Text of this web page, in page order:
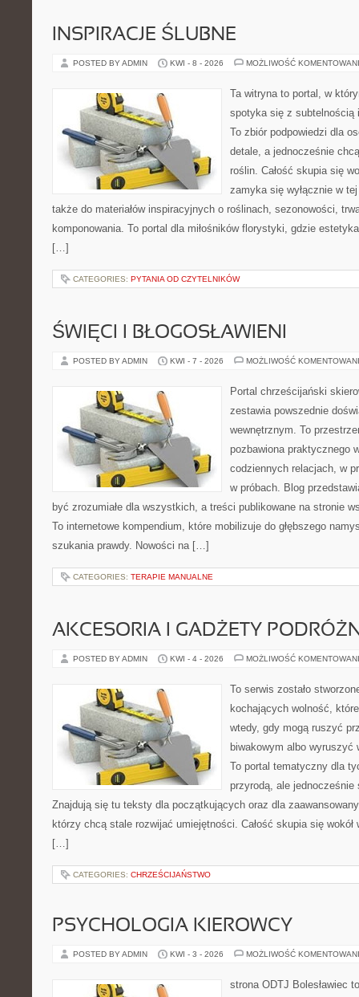
INSPIRACJE ŚLUBNE
POSTED BY ADMIN KWI - 8 - 2026 MOŻLIWOŚĆ
Ta witryna to portal, w
spotyka się z subtelnością
To zbiór podpowiedzi dla
detale, a jednocześnie
roślin. Całość skupia się
zamyka się wyłącznie w
także do materiałów inspiracyjnych o roślinach, sezonowości,
komponowania. To portal dla miłośników florystyki, gdzie
[…]
CATEGORIES: PYTANIA OD CZYTELNIKÓW
ŚWIĘCI I BŁOGOSŁAWIENI
POSTED BY ADMIN KWI - 7 - 2026 MOŻLIWOŚĆ
Portal chrześcijański
zestawia powszednie
wewnętrznym. To
pozbawiona praktycznego
codziennych relacjach, w
w próbach. Blog
być zrozumiałe dla wszystkich, a treści publikowane na stronie
To internetowe kompendium, które mobilizuje do głębszego
szukania prawdy. Nowości na […]
CATEGORIES: TERAPIE MANUALNE
AKCESORIA I GADŻETY
POSTED BY ADMIN KWI - 4 - 2026 MOŻLIWOŚĆ
To serwis zostało
kochających wolność,
wtedy, gdy mogą ruszyć
biwakowym albo wyruszyć
To portal tematyczny dla
przyrodą, ale
Znajdują się tu teksty dla początkujących oraz dla
którzy chcą stale rozwijać umiejętności. Całość skupia się
[…]
CATEGORIES: CHRZEŚCIJAŃSTWO
PSYCHOLOGIA KIEROWCY
POSTED BY ADMIN KWI - 3 - 2026 MOŻLIWOŚĆ
strona ODTJ Bolesławiec